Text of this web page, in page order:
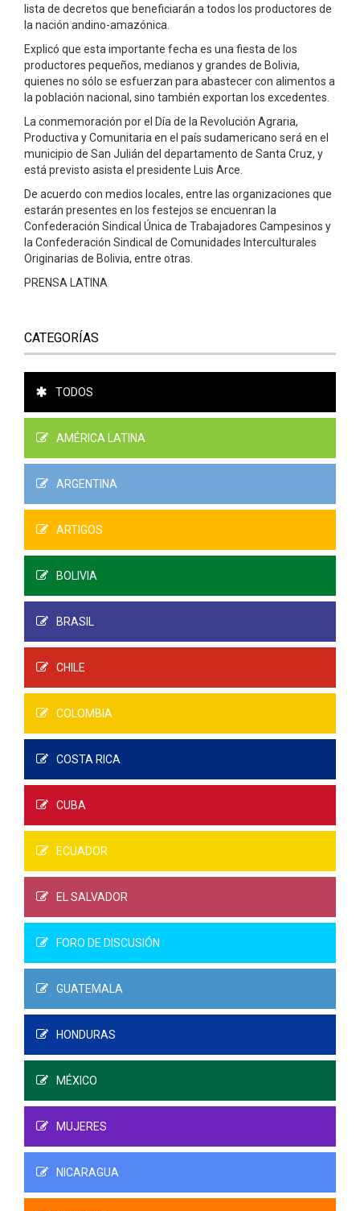
lista de decretos que beneficiarán a todos los productores de
la nación andino-amazónica.
Explicó que esta importante fecha es una fiesta de los
productores pequeños, medianos y grandes de Bolivia,
quienes no sólo se esfuerzan para abastecer con alimentos a
la población nacional, sino también exportan los excedentes.
La conmemoración por el Día de la Revolución Agraria,
Productiva y Comunitaria en el país sudamericano será en el
municipio de San Julián del departamento de Santa Cruz, y
está previsto asista el presidente Luis Arce.
De acuerdo con medios locales, entre las organizaciones que
estarán presentes en los festejos se encuenran la
Confederación Sindical Única de Trabajadores Campesinos y
la Confederación Sindical de Comunidades Interculturales
Originarias de Bolivia, entre otras.
PRENSA LATINA
CATEGORÍAS
TODOS
AMÉRICA LATINA
ARGENTINA
ARTIGOS
BOLIVIA
BRASIL
CHILE
COLOMBIA
COSTA RICA
CUBA
ECUADOR
EL SALVADOR
FORO DE DISCUSIÓN
GUATEMALA
HONDURAS
MÉXICO
MUJERES
NICARAGUA